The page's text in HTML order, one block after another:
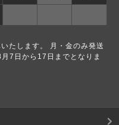
たします。 月・金のみ発送
7日から17日までとなりま